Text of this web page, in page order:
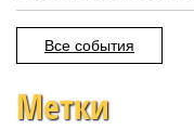
Все события
Метки